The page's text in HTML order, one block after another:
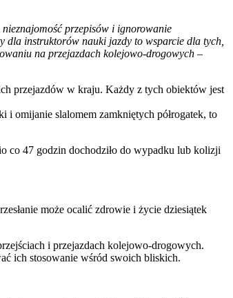
przepisów i ignorowanie
dla instruktorów nauki jazdy to wsparcie dla tych,
na przejazdach kolejowo-drogowych –
przejazdów w kraju. Każdy z tych obiektów jest
i omijanie slalomem zamkniętych półrogatek, to
co 47 godzin dochodziło do wypadku lub kolizji
może ocalić zdrowie i życie dziesiątek
i przejazdach kolejowo-drogowych.
ich stosowanie wśród swoich bliskich.